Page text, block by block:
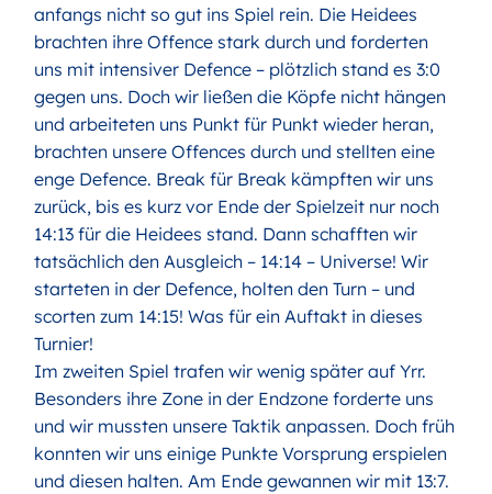
anfangs nicht so gut ins Spiel rein. Die Heidees
brachten ihre Offence stark durch und forderten
uns mit intensiver Defence – plötzlich stand es 3:0
gegen uns. Doch wir ließen die Köpfe nicht hängen
und arbeiteten uns Punkt für Punkt wieder heran,
brachten unsere Offences durch und stellten eine
enge Defence. Break für Break kämpften wir uns
zurück, bis es kurz vor Ende der Spielzeit nur noch
14:13 für die Heidees stand. Dann schafften wir
tatsächlich den Ausgleich – 14:14 – Universe! Wir
starteten in der Defence, holten den Turn – und
scorten zum 14:15! Was für ein Auftakt in dieses
Turnier!
Im zweiten Spiel trafen wir wenig später auf Yrr.
Besonders ihre Zone in der Endzone forderte uns
und wir mussten unsere Taktik anpassen. Doch früh
konnten wir uns einige Punkte Vorsprung erspielen
und diesen halten. Am Ende gewannen wir mit 13:7.